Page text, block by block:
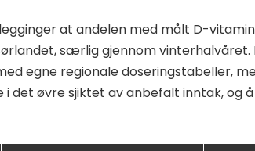
at andelen med målt D-
særlig gjennom vinterhalvåret.
egne regionale doseringstabeller,
i det øvre sjiktet av anbefalt inntak, og